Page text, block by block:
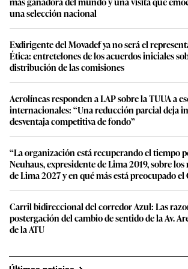
una selección nacional
Exdirigente del Movadef ya no será el
Ética: entretelones de los acuerdos iniciales
distribución de las comisiones
Aerolíneas responden a LAP sobre la TUUA a
internacionales: “Una reducción parcial deja
desventaja competitiva de fondo”
“La organización está recuperando el tiempo
Neuhaus, expresidente de Lima 2019, sobre
de Lima 2027 y en qué más está preocupado
Carril bidireccional del corredor Azul: Las
postergación del cambio de sentido de la Av.
de la ATU